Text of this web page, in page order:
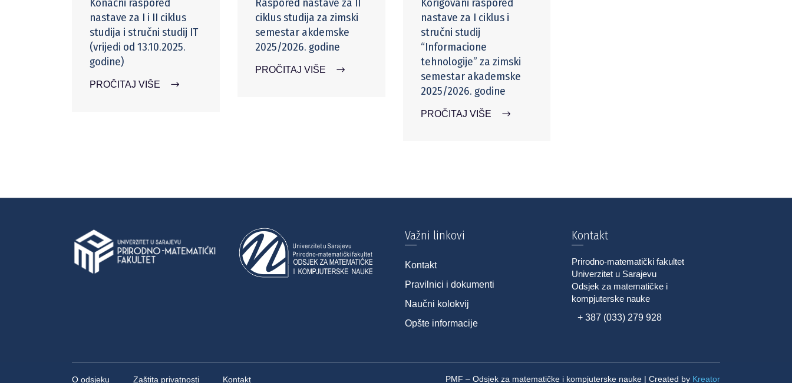
nastave za I i II ciklus
studija i stručni studij IT
(vrijedi od 13.10.2025.
godine)
PROČITAJ VIŠE
ciklus studija za zimski
semestar akdemske
2025/2026. godine
PROČITAJ VIŠE
nastave za I ciklus i
stručni studij
“Informacione
tehnologije” za zimski
semestar akademske
2025/2026. godine
PROČITAJ VIŠE
Važni linkovi
Kontakt
Pravilnici i dokumenti
Naučni kolokvij
Opšte informacije
Kontakt
Prirodno-matematički fakultet
Univerzitet u Sarajevu
Odsjek za matematičke i
kompjuterske nauke
+ 387 (033) 279 928
O odsjeku Zaštita privatnosti Kontakt PMF – Odsjek za matematičke i kompjuterske nauke | Created by Kreator